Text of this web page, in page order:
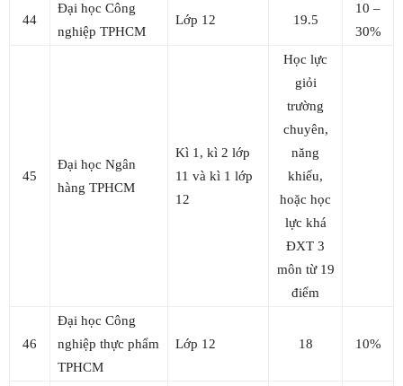
44
Đại học Công
nghiệp TPHCM
Lớp 12 19.5
10 –
30%
45
Đại học Ngân
hàng TPHCM
Kì 1, kì 2 lớp
11 và kì 1 lớp
12
Học lực
giỏi
trường
chuyên,
năng
khiếu,
hoặc học
lực khá
ĐXT 3
môn từ 19
điểm
46
Đại học Công
nghiệp thực phẩm
TPHCM
Lớp 12 18 10%